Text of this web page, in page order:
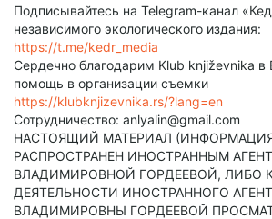
Подписывайтесь на Telegram-канал
независимого экологического издания:
https://t.me/kedr_media
Сердечно благодарим Klub književnika в
помощь в организации съемки
https://klubknjizevnika.rs/?lang=en
Сотрудничество: anlyalin@gmail.com
НАСТОЯЩИЙ МАТЕРИАЛ
РАСПРОСТРАНЕН ИНОСТРАННЫМ
ВЛАДИМИРОВНОЙ ГОРДЕЕВОЙ, ЛИБО
ДЕЯТЕЛЬНОСТИ ИНОСТРАННОГО
ВЛАДИМИРОВНЫ ГОРДЕЕВОЙ